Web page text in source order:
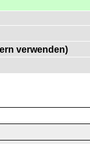
verwenden)